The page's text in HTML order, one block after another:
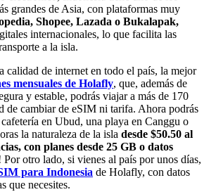
grandes de Asia, con plataformas muy
Shopee, Lazada o Bukalapak,
internacionales, lo que facilita las
a la isla.
calidad de internet en todo el país, la mejor
mensuales de Holafly, que, además de
y estable, podrás viajar a más de 170
de cambiar de eSIM ni tarifa. Ahora podrás
en Ubud, una playa en Canggu o
la naturaleza de la isla desde $50.50 al
con planes desde 25 GB o datos
Por otro lado, si vienes al país por unos días,
para Indonesia de Holafly, con datos
que necesites.